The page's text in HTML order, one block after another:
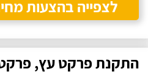
לצפייה בהצעות
התקנת פרקט עץ,